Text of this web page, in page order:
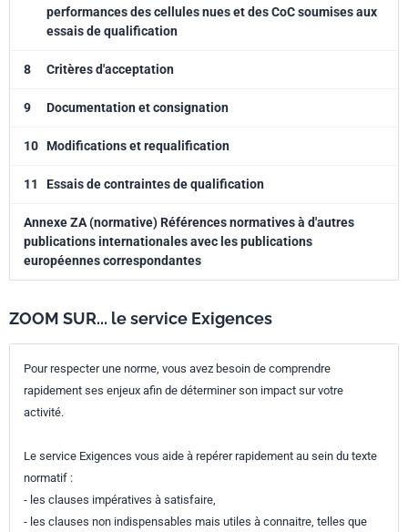
performances des cellules nues et des CoC soumises aux
essais de qualification
8 Critères d'acceptation
9 Documentation et consignation
10 Modifications et requalification
11 Essais de contraintes de qualification
Annexe ZA (normative) Références normatives à d'autres
publications internationales avec les publications
européennes correspondantes
ZOOM SUR... le service Exigences
Pour respecter une norme, vous avez besoin de comprendre
rapidement ses enjeux afin de déterminer son impact sur votre
activité.
Le service Exigences vous aide à repérer rapidement au sein du texte
normatif :
- les clauses impératives à satisfaire,
- les clauses non indispensables mais utiles à connaitre, telles que